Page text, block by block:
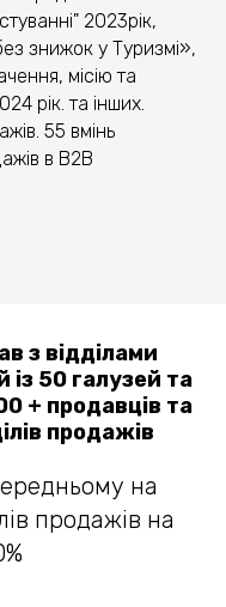
2023рік,
знижок у Туризмі»,
місію та
рік. та інших.
55 вмінь
в B2B
з відділами
із 50 галузей та
+ продавців та
продажів
на
продажів на